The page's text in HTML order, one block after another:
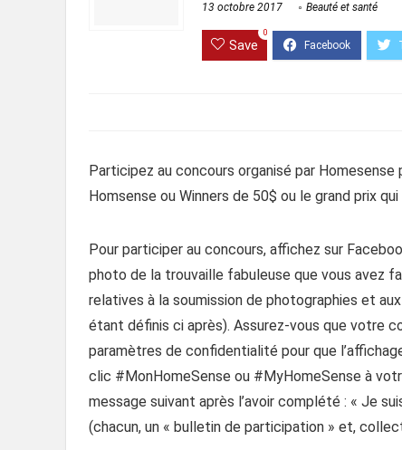
13 octobre 2017 Beauté et santé
Save
0
Participez au concours organisé par
Homsense ou Winners de 50$ ou le grand prix
Pour participer au concours, affichez sur
photo de la trouvaille fabuleuse que vous avez
relatives à la soumission de photographies et
étant définis ci après). Assurez-vous que
paramètres de confidentialité pour que
clic #MonHomeSense ou #MyHomeSense à
message suivant après l’avoir complété : « Je
(chacun, un « bulletin de participation » et,